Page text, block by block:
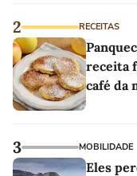
2 RECEITAS
receita
café da
3 MOBILIDADE
Eles